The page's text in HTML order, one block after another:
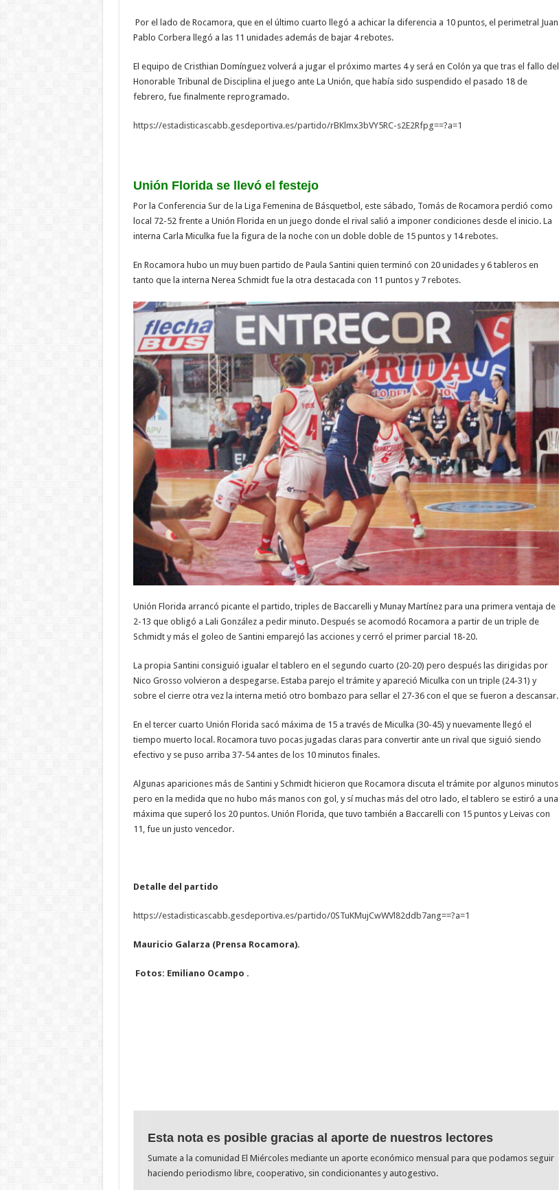
Por el lado de Rocamora, que en el último cuarto llegó a achicar la diferencia a 10 puntos, el perimetral Juan
Pablo Corbera llegó a las 11 unidades además de bajar 4 rebotes.
El equipo de Cristhian Domínguez volverá a jugar el próximo martes 4 y será en Colón ya que tras el fallo del
Honorable Tribunal de Disciplina el juego ante La Unión, que había sido suspendido el pasado 18 de
febrero, fue finalmente reprogramado.
https://estadisticascabb.gesdeportiva.es/partido/rBKlmx3bVY5RC-s2E2Rfpg==?a=1
Unión Florida se llevó el festejo
Por la Conferencia Sur de la Liga Femenina de Básquetbol, este sábado, Tomás de Rocamora perdió como
local 72-52 frente a Unión Florida en un juego donde el rival salió a imponer condiciones desde el inicio. La
interna Carla Miculka fue la figura de la noche con un doble doble de 15 puntos y 14 rebotes.
En Rocamora hubo un muy buen partido de Paula Santini quien terminó con 20 unidades y 6 tableros en
tanto que la interna Nerea Schmidt fue la otra destacada con 11 puntos y 7 rebotes.
Unión Florida arrancó picante el partido, triples de Baccarelli y Munay Martínez para una primera ventaja de
2-13 que obligó a Lali González a pedir minuto. Después se acomodó Rocamora a partir de un triple de
Schmidt y más el goleo de Santini emparejó las acciones y cerró el primer parcial 18-20.
La propia Santini consiguió igualar el tablero en el segundo cuarto (20-20) pero después las dirigidas por
Nico Grosso volvieron a despegarse. Estaba parejo el trámite y apareció Miculka con un triple (24-31) y
sobre el cierre otra vez la interna metió otro bombazo para sellar el 27-36 con el que se fueron a descansar.
En el tercer cuarto Unión Florida sacó máxima de 15 a través de Miculka (30-45) y nuevamente llegó el
tiempo muerto local. Rocamora tuvo pocas jugadas claras para convertir ante un rival que siguió siendo
efectivo y se puso arriba 37-54 antes de los 10 minutos finales.
Algunas apariciones más de Santini y Schmidt hicieron que Rocamora discuta el trámite por algunos minutos
pero en la medida que no hubo más manos con gol, y sí muchas más del otro lado, el tablero se estiró a una
máxima que superó los 20 puntos. Unión Florida, que tuvo también a Baccarelli con 15 puntos y Leivas con
11, fue un justo vencedor.
Detalle del partido
https://estadisticascabb.gesdeportiva.es/partido/0STuKMujCwWVl82ddb7ang==?a=1
Mauricio Galarza (Prensa Rocamora).
Fotos: Emiliano Ocampo .
Esta nota es posible gracias al aporte de nuestros lectores
Sumate a la comunidad El Miércoles mediante un aporte económico mensual para que podamos seguir
haciendo periodismo libre, cooperativo, sin condicionantes y autogestivo.